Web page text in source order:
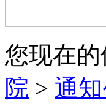
您现在的
院 > 通